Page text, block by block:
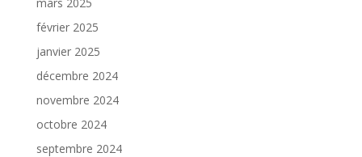
février 2025
janvier 2025
décembre 2024
novembre 2024
octobre 2024
septembre 2024